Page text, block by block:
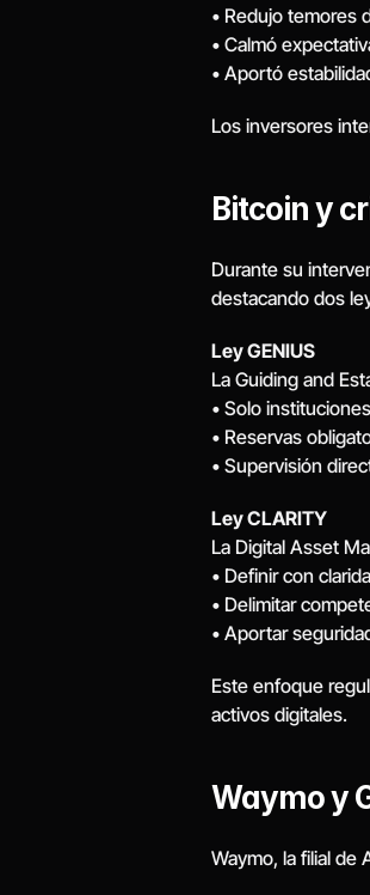
• Redujo temores
• Calmó
• Aportó
Los inversores
Bitcoin y
Durante su
destacando dos
Ley GENIUS
La Guiding and
• Solo
• Reservas
• Supervisión
Ley CLARITY
La Digital Asset
• Definir con
• Delimitar
• Aportar
Este enfoque
activos digitales.
Waymo y
Waymo, la filial de